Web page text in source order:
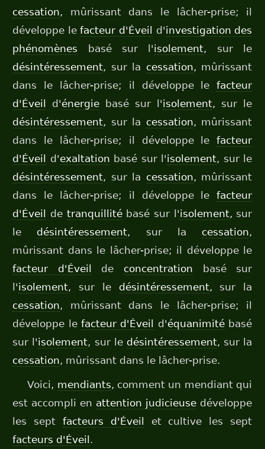
cessation, mûrissant dans le lâcher-prise; il
développe lefacteur d'Éveil d'investigation des
phénomènes basé sur l'isolement, sur le
désintéressement, sur la cessation, mûrissant
dans le lâcher-prise; il développe lefacteur
d'Éveil
d'énergie basé sur l'isolement, sur le
désintéressement, sur la cessation, mûrissant
dans le lâcher-prise; il développe lefacteur
d'Éveil
d'exaltation basé sur l'isolement, sur le
désintéressement, sur la cessation, mûrissant
dans le lâcher-prise; il développe lefacteur
d'Éveil
de tranquillitébasé sur l'isolement, sur
le désintéressement, sur la cessation,
mûrissant dans le lâcher-prise; il développe le
facteur d'Éveil
de concentration basé sur
l'isolement, sur le désintéressement, sur la
cessation, mûrissant dans le lâcher-prise; il
développe lefacteur d'Éveil d'équanimitébasé
sur l'isolement, sur le désintéressement, sur la
cessation, mûrissant dans le lâcher-prise.
Voici, mendiants, comment un mendiant qui
est accompli en attention judicieuse développe
les sept facteurs d'Éveil
et cultive les sept
facteurs d'Éveil .